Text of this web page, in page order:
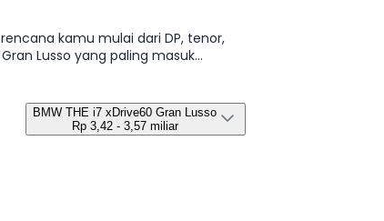
kamu mulai dari DP, tenor,
Lusso yang paling masuk
BMW THE i7 xDrive60 Gran Lusso
Rp 3,42 - 3,57 miliar